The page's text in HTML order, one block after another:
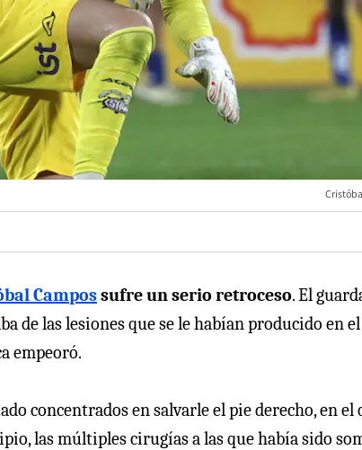
Campossufre un serio retroceso. El
de las lesiones que se le habían producido en
empeoró.
concentrados en salvarle el pie derecho, en
las múltiples cirugías a las que había sido